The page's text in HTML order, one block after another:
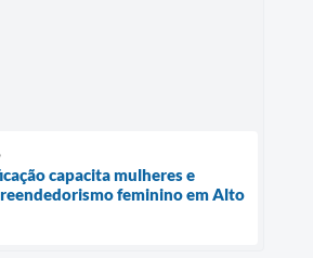
capacita mulheres e
feminino em Alto